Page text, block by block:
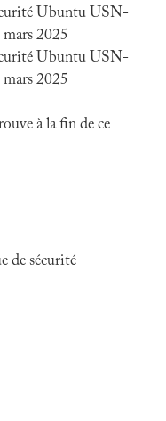
Ubuntu USN-
2025
Ubuntu USN-
2025
à la fin de ce
de sécurité